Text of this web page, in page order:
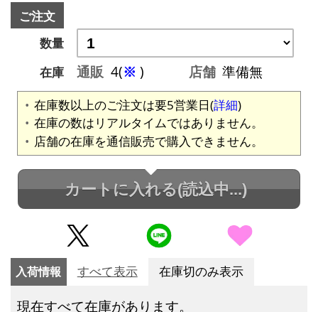
ご注文
数量
在庫
通販 4(※ ) 店舗 準備無
在庫数以上のご注文は要5営業日(詳細)
在庫の数はリアルタイムではありません。
店舗の在庫を通信販売で購入できません。
カートに入れる(読込中...)
入荷情報 すべて表示 在庫切のみ表示
現在すべて在庫があります。